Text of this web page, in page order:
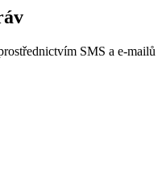
SMS a e-mailů